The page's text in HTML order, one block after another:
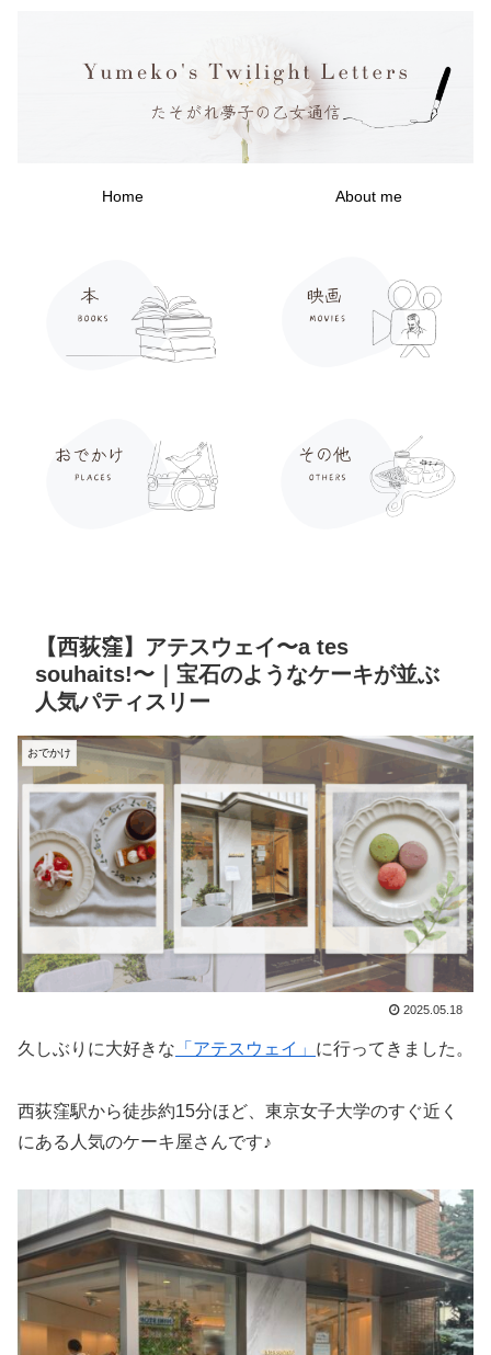
Home About me
【西荻窪】アテスウェイ〜a tes
souhaits!〜｜宝石のようなケーキが並ぶ
人気パティスリー
おでかけ
2025.05.18
久しぶりに大好きな 「アテスウェイ」 に行ってきました。
西荻窪駅から徒歩約15分ほど、東京女子大学のすぐ近く
にある人気のケーキ屋さんです♪